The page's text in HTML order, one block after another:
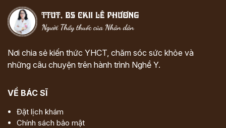
Nơi chia sẻ kiến thức YHCT, chăm sóc sức khỏe và
những câu chuyện trên hành trình Nghề Y.
VỀ BÁC SĨ
Đặt lịch khám
Chính sách bảo mật